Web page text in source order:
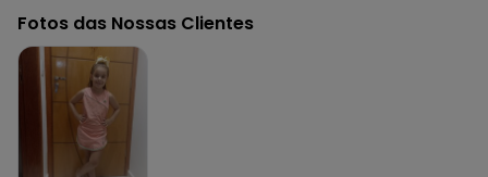
Modelagem: Ampla
Decote frente: Redondo
Fornecedor: MARISOL / CNPJ 20.454.870/0090-1
Feito: Brasil
Cuidados para conservação do produto: NÃO ALVEJAR, NÃO
LAVAR A SECO, NÃO SECAR EM TAMBOR
Tecido: Malha
Composição: Algodão 96% elastano 4%
Fotos das Nossas Clientes